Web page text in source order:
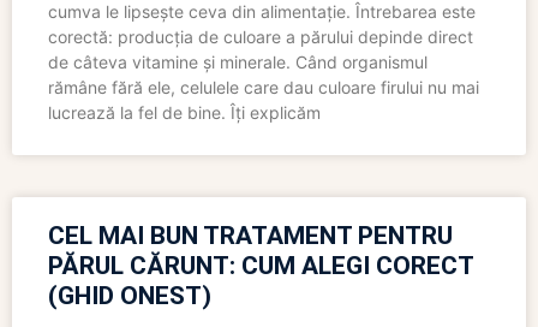
cumva le lipsește ceva din alimentație. Întrebarea este
corectă: producția de culoare a părului depinde direct
de câteva vitamine și minerale. Când organismul
rămâne fără ele, celulele care dau culoare firului nu mai
lucrează la fel de bine. Îți explicăm
CEL MAI BUN TRATAMENT PENTRU
PĂRUL CĂRUNT: CUM ALEGI CORECT
(GHID ONEST)